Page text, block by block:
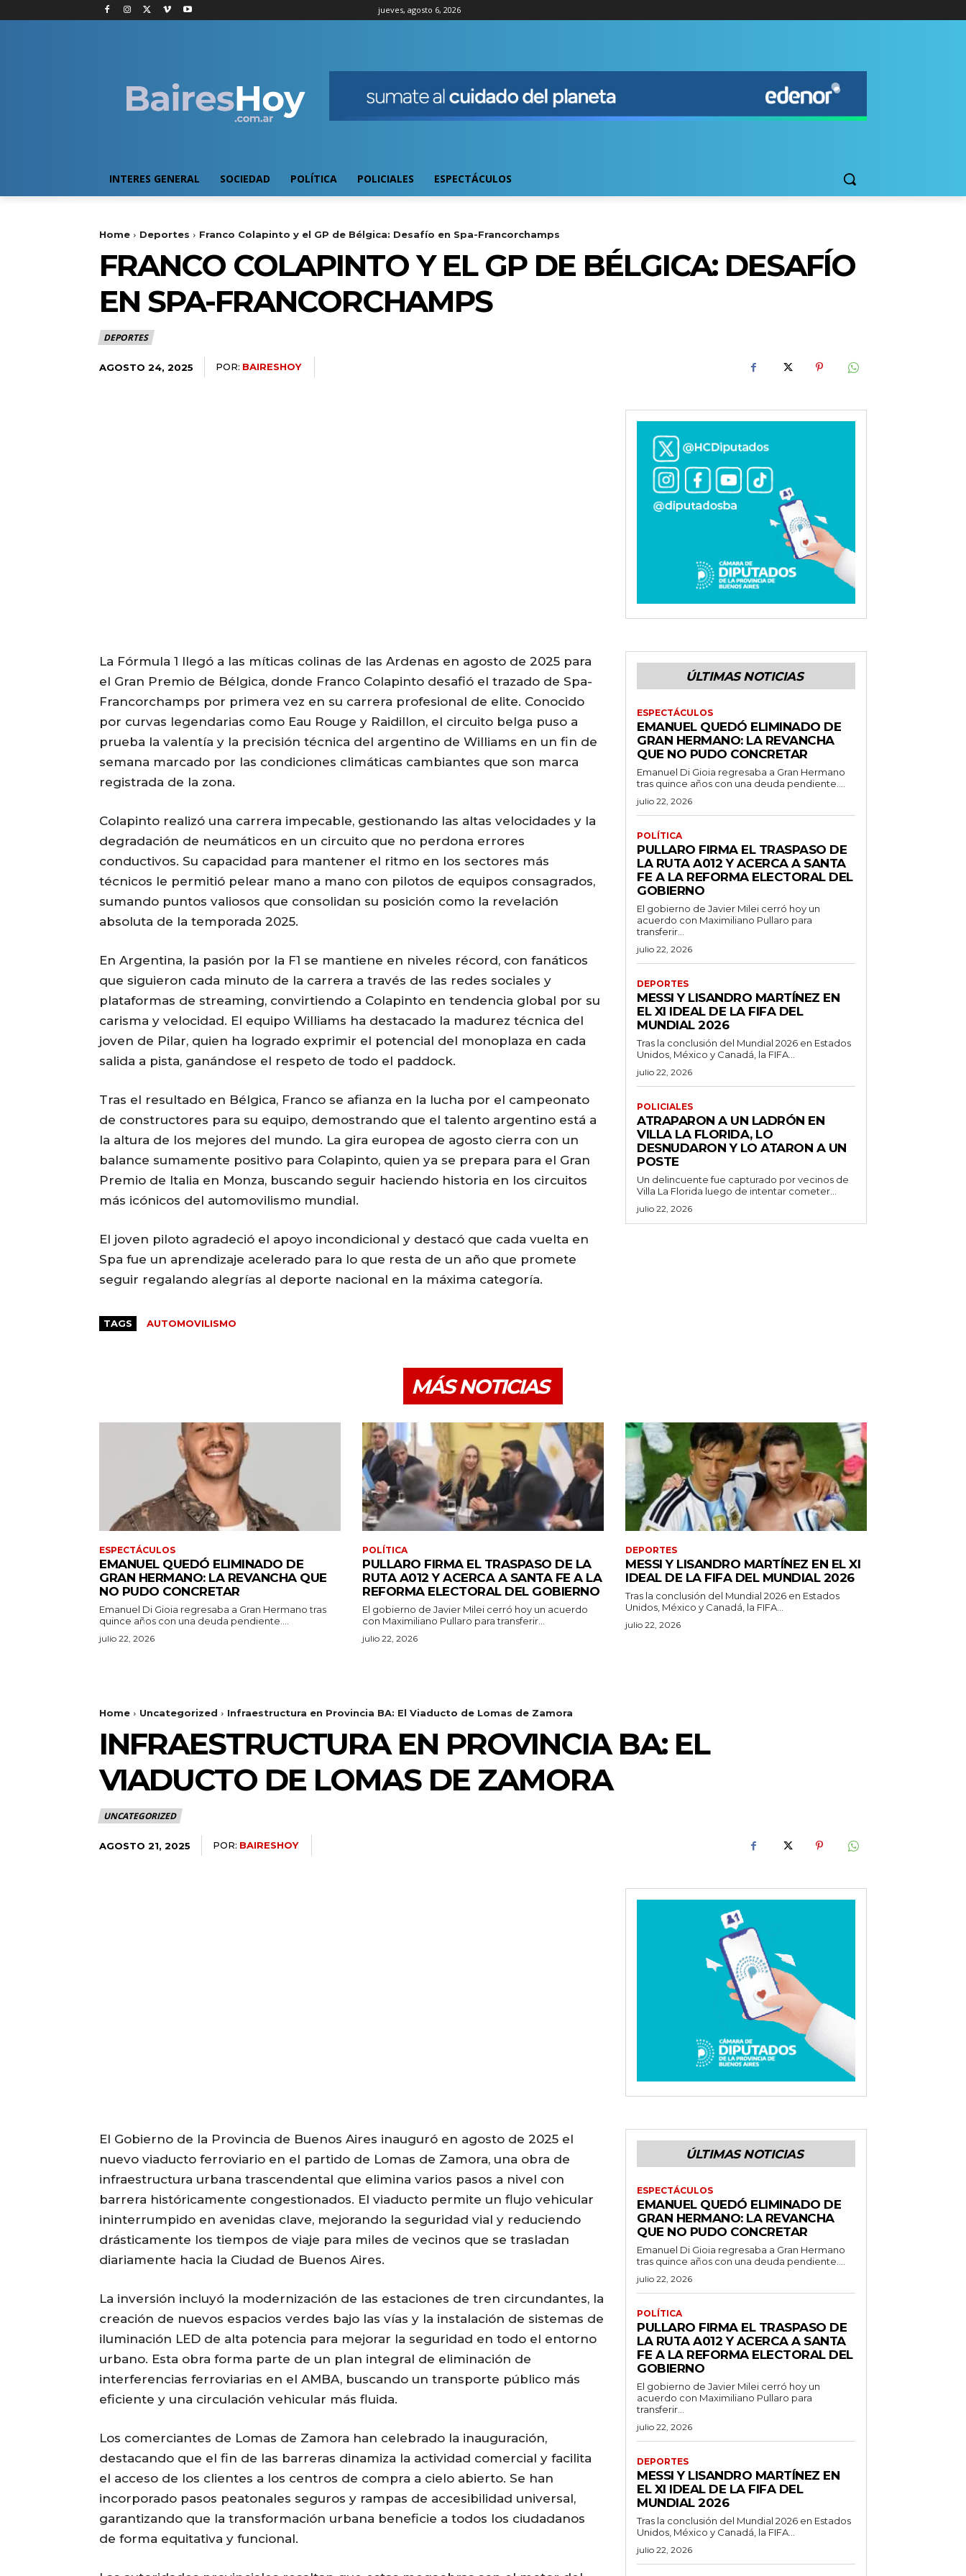
jueves, agosto 6, 2026
INTERES GENERAL SOCIEDAD POLÍTICA POLICIALES ESPECTÁCULOS
Home Deportes Franco Colapinto y el GP de Bélgica: Desafío en Spa-Francorchamps
FRANCO COLAPINTO Y EL GP DE BÉLGICA: DESAFÍO
EN SPA-FRANCORCHAMPS
DEPORTES
AGOSTO 24, 2025 POR: BAIRESHOY
La Fórmula 1 llegó a las míticas colinas de las Ardenas en agosto de 2025 para
el Gran Premio de Bélgica, donde Franco Colapinto desafió el trazado de Spa-
Francorchamps por primera vez en su carrera profesional de elite. Conocido
por curvas legendarias como Eau Rouge y Raidillon, el circuito belga puso a
prueba la valentía y la precisión técnica del argentino de Williams en un fin de
semana marcado por las condiciones climáticas cambiantes que son marca
registrada de la zona.
Colapinto realizó una carrera impecable, gestionando las altas velocidades y la
degradación de neumáticos en un circuito que no perdona errores
conductivos. Su capacidad para mantener el ritmo en los sectores más
técnicos le permitió pelear mano a mano con pilotos de equipos consagrados,
sumando puntos valiosos que consolidan su posición como la revelación
absoluta de la temporada 2025.
En Argentina, la pasión por la F1 se mantiene en niveles récord, con fanáticos
que siguieron cada minuto de la carrera a través de las redes sociales y
plataformas de streaming, convirtiendo a Colapinto en tendencia global por su
carisma y velocidad. El equipo Williams ha destacado la madurez técnica del
joven de Pilar, quien ha logrado exprimir el potencial del monoplaza en cada
salida a pista, ganándose el respeto de todo el paddock.
Tras el resultado en Bélgica, Franco se afianza en la lucha por el campeonato
de constructores para su equipo, demostrando que el talento argentino está a
la altura de los mejores del mundo. La gira europea de agosto cierra con un
balance sumamente positivo para Colapinto, quien ya se prepara para el Gran
Premio de Italia en Monza, buscando seguir haciendo historia en los circuitos
más icónicos del automovilismo mundial.
El joven piloto agradeció el apoyo incondicional y destacó que cada vuelta en
Spa fue un aprendizaje acelerado para lo que resta de un año que promete
seguir regalando alegrías al deporte nacional en la máxima categoría.
TAGS AUTOMOVILISMO
ÚLTIMAS NOTICIAS
ESPECTÁCULOS
EMANUEL QUEDÓ ELIMINADO DE
GRAN HERMANO: LA REVANCHA
QUE NO PUDO CONCRETAR
Emanuel Di Gioia regresaba a Gran Hermano
tras quince años con una deuda pendiente....
julio 22, 2026
POLÍTICA
PULLARO FIRMA EL TRASPASO DE
LA RUTA A012 Y ACERCA A SANTA
FE A LA REFORMA ELECTORAL DEL
GOBIERNO
El gobierno de Javier Milei cerró hoy un
acuerdo con Maximiliano Pullaro para
transferir...
julio 22, 2026
DEPORTES
MESSI Y LISANDRO MARTÍNEZ EN
EL XI IDEAL DE LA FIFA DEL
MUNDIAL 2026
Tras la conclusión del Mundial 2026 en Estados
Unidos, México y Canadá, la FIFA...
julio 22, 2026
POLICIALES
ATRAPARON A UN LADRÓN EN
VILLA LA FLORIDA, LO
DESNUDARON Y LO ATARON A UN
POSTE
Un delincuente fue capturado por vecinos de
Villa La Florida luego de intentar cometer...
julio 22, 2026
MÁS NOTICIAS
ESPECTÁCULOS
EMANUEL QUEDÓ ELIMINADO DE
GRAN HERMANO: LA REVANCHA QUE
NO PUDO CONCRETAR
Emanuel Di Gioia regresaba a Gran Hermano tras
quince años con una deuda pendiente....
julio 22, 2026
POLÍTICA
PULLARO FIRMA EL TRASPASO DE LA
RUTA A012 Y ACERCA A SANTA FE A LA
REFORMA ELECTORAL DEL GOBIERNO
El gobierno de Javier Milei cerró hoy un acuerdo
con Maximiliano Pullaro para transferir...
julio 22, 2026
DEPORTES
MESSI Y LISANDRO MARTÍNEZ EN EL XI
IDEAL DE LA FIFA DEL MUNDIAL 2026
Tras la conclusión del Mundial 2026 en Estados
Unidos, México y Canadá, la FIFA...
julio 22, 2026